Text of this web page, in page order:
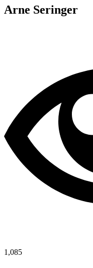
Arne Seringer
1,085